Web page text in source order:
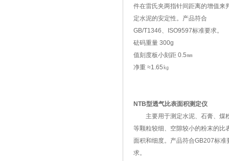
件在雷氏夹两指针间距离的增值来
定水泥的安定性。产品符合
GB/T1346、ISO9597标准要求。
砝码重量 300g
值刻度板小刻距 0.5㎜
净重 ≈1.65㎏
NTB型透气比表面积测定仪
主要用于测定水泥、石膏、煤
等颗粒较细、空隙较小的粉末的比
面积和细度。产品符合GB207标准
求。